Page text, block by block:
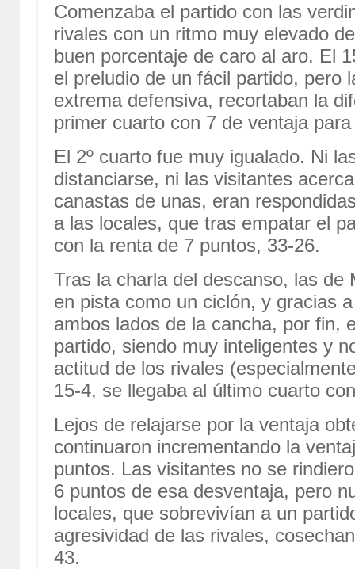
Comenzaba el partido con las
rivales con un ritmo muy elevado
buen porcentaje de caro al aro. El
el preludio de un fácil partido, pero
extrema defensiva, recortaban la
primer cuarto con 7 de ventaja
El 2º cuarto fue muy igualado. Ni
distanciarse, ni las visitantes
canastas de unas, eran
a las locales, que tras empatar el
con la renta de 7 puntos, 33-26.
Tras la charla del descanso, las de
en pista como un ciclón, y gracias
ambos lados de la cancha, por fin,
partido, siendo muy inteligentes y
actitud de los rivales
15-4, se llegaba al último cuarto
Lejos de relajarse por la ventaja
continuaron incrementando la
puntos. Las visitantes no se
6 puntos de esa desventaja, pero
locales, que sobrevivían a un
agresividad de las rivales,
43.